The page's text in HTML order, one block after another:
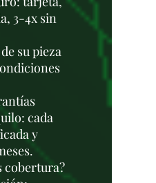
3-4x sin
su pieza
cada
y
cobertura?